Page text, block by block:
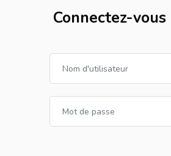
Procédure de création de
Connectez-